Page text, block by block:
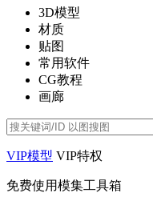
3D模型
材质
贴图
常用软件
CG教程
画廊
VIP模型 VIP特权
免费使用模集工具箱